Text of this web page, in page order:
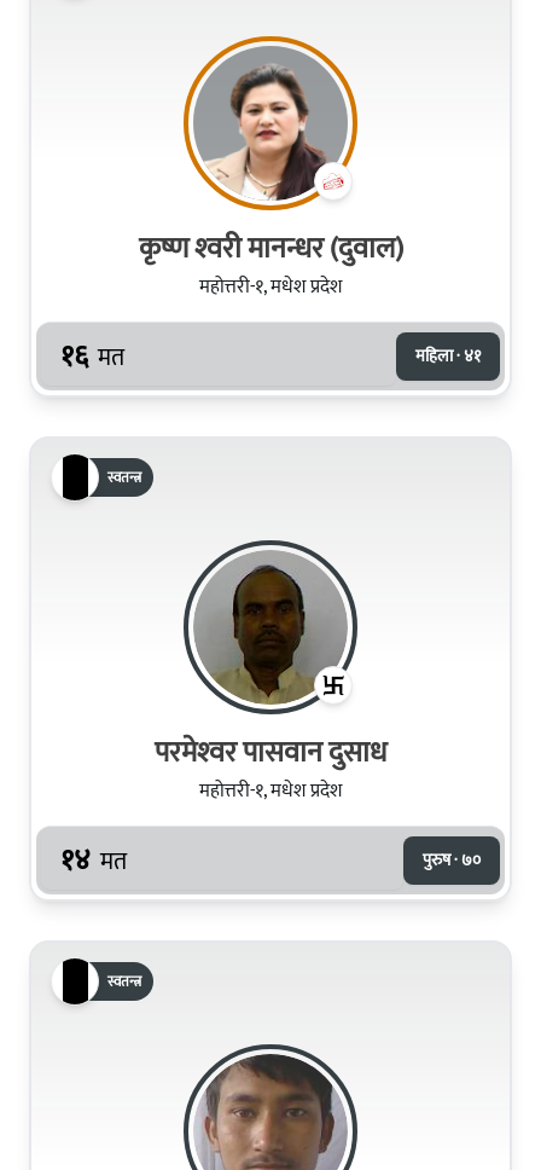
कृष्ण श्‍वरी मानन्धर (दुवाल)
महोत्तरी-१, मधेश प्रदेश
१६ मत महिला · ४१
स्वतन्त्र
परमेश्‍वर पासवान दुसाध
महोत्तरी-१, मधेश प्रदेश
१४ मत पुरुष · ७०
स्वतन्त्र